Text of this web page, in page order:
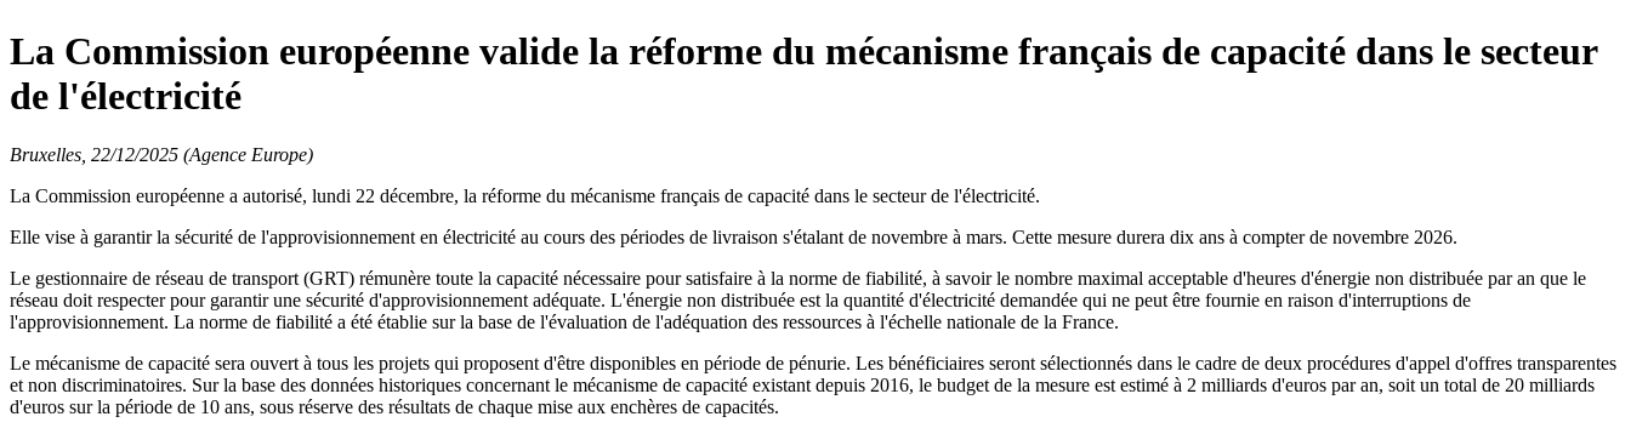
La Commission européenne valide la réforme du mécanisme français de capacité dans le secteur
de l'électricité
Bruxelles, 22/12/2025 (Agence Europe)
La Commission européenne a autorisé, lundi 22 décembre, la réforme du mécanisme français de capacité dans le secteur de l'électricité.
Elle vise à garantir la sécurité de l'approvisionnement en électricité au cours des périodes de livraison s'étalant de novembre à mars. Cette mesure durera dix ans à compter de novembre 2026.
Le gestionnaire de réseau de transport (GRT) rémunère toute la capacité nécessaire pour satisfaire à la norme de fiabilité, à savoir le nombre maximal acceptable d'heures d'énergie non distribuée par an que le
réseau doit respecter pour garantir une sécurité d'approvisionnement adéquate. L'énergie non distribuée est la quantité d'électricité demandée qui ne peut être fournie en raison d'interruptions de
l'approvisionnement. La norme de fiabilité a été établie sur la base de l'évaluation de l'adéquation des ressources à l'échelle nationale de la France.
Le mécanisme de capacité sera ouvert à tous les projets qui proposent d'être disponibles en période de pénurie. Les bénéficiaires seront sélectionnés dans le cadre de deux procédures d'appel d'offres transparentes
et non discriminatoires. Sur la base des données historiques concernant le mécanisme de capacité existant depuis 2016, le budget de la mesure est estimé à 2 milliards d'euros par an, soit un total de 20 milliards
d'euros sur la période de 10 ans, sous réserve des résultats de chaque mise aux enchères de capacités.